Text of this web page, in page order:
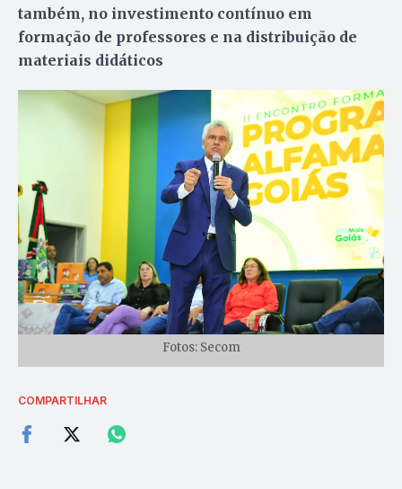
também, no investimento contínuo em
formação de professores e na distribuição de
materiais didáticos
Fotos: Secom
COMPARTILHAR